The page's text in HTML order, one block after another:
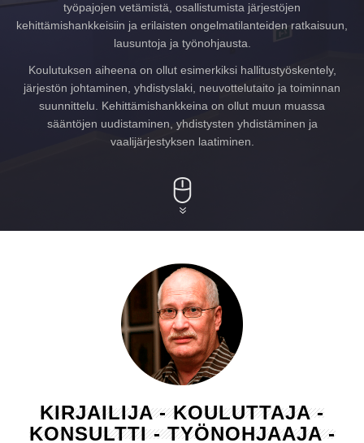
työpajojen vetämistä, osallistumista järjestöjen
kehittämishankkeisiin ja erilaisten ongelmatilanteiden ratkaisuun,
lausuntoja ja työnohjausta.
Koulutuksen aiheena on ollut esimerkiksi hallitustyöskentely,
järjestön johtaminen, yhdistyslaki, neuvottelutaito ja toiminnan
suunnittelu. Kehittämishankkeina on ollut muun muassa
sääntöjen uudistaminen, yhdistysten yhdistäminen ja
vaalijärjestyksen laatiminen.
KIRJAILIJA - KOULUTTAJA -
KONSULTTI - TYÖNOHJAAJA -